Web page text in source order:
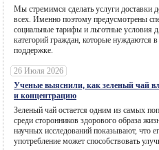
Мы стремимся сделать услуги доставки
всех. Именно поэтому предусмотрены
социальные тарифы и льготные условия
категорий граждан, которые нуждаются
поддержке.
26 Июля 2026
Ученые выяснили, как зеленый чай
и концентрацию
Зеленый чай остается одним из самых
среди сторонников здорового образа
научных исследований показывают, что
употребление может способствовать